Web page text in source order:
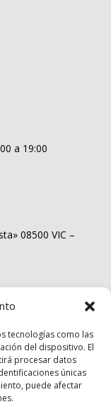
tecnologías como las
del dispositivo. El
procesar datos
únicas
puede afectar
a 19:00
08500 VIC –